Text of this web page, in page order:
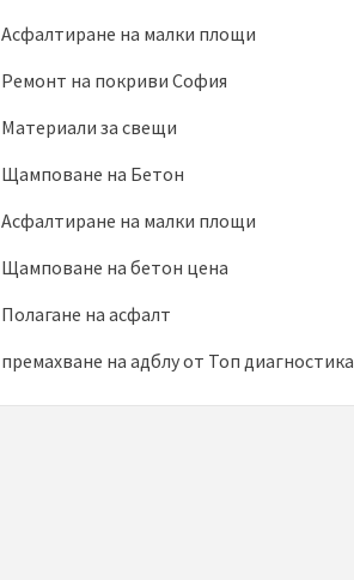
Асфалтиране на малки площи
Ремонт на покриви София
Материали за свещи
Щамповане на Бетон
Асфалтиране на малки площи
Щамповане на бетон цена
Полагане на асфалт
премахване на адблу от Топ диагностика